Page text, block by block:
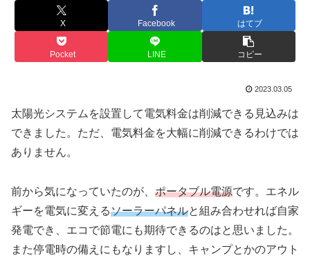
X Facebook はてブ
Pocket LINE コピー
2023.03.05
太陽光システムを設置して電気料金は削減できる見込みは
できました。ただ、電気料金を大幅に削減できるわけでは
ありません。
前から気になっていたのが、 ポータブル電源です。エネル
ギーを電気に変えるソーラーパネルと組み合わせれば自家
発電でき、エコで節電にも期待できるのはと思いました。
また停電時の備えにもなりますし、キャンプとかのアウト